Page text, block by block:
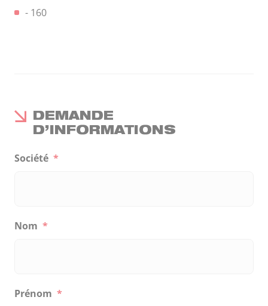
- 160
DEMANDE
D’INFORMATIONS
Société *
Nom *
Prénom *